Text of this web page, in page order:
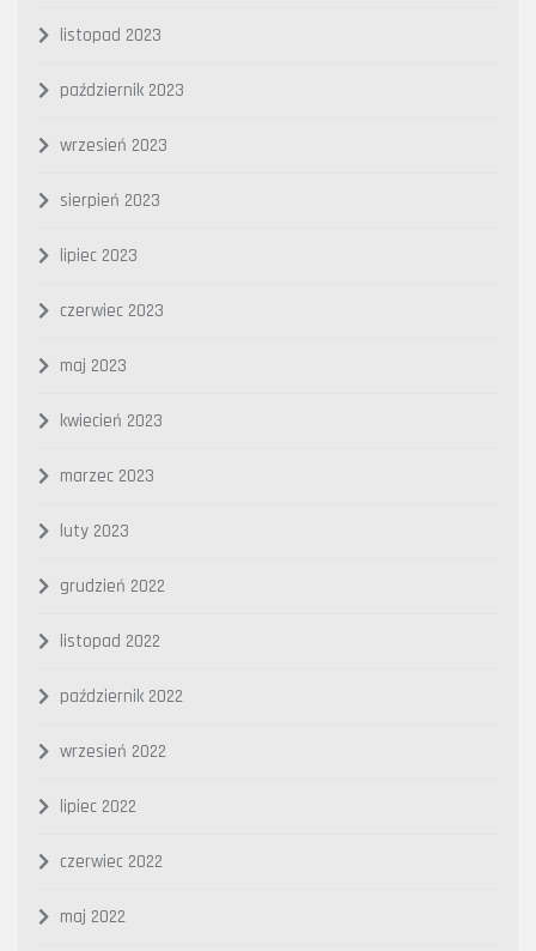
listopad 2023
październik 2023
wrzesień 2023
sierpień 2023
lipiec 2023
czerwiec 2023
maj 2023
kwiecień 2023
marzec 2023
luty 2023
grudzień 2022
listopad 2022
październik 2022
wrzesień 2022
lipiec 2022
czerwiec 2022
maj 2022